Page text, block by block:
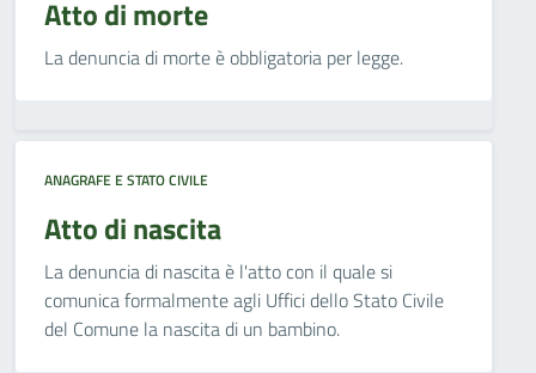
Atto di morte
La denuncia di morte è obbligatoria per legge.
ANAGRAFE E STATO CIVILE
Atto di nascita
La denuncia di nascita è l'atto con il quale si
comunica formalmente agli Uffici dello Stato Civile
del Comune la nascita di un bambino.